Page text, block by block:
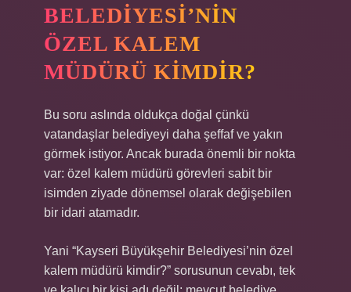
BELEDIYESI’NIN
ÖZEL KALEM
MÜDÜRÜ KIMDIR?
Bu soru aslında oldukça doğal çünkü
vatandaşlar belediyeyi daha şeffaf ve yakın
görmek istiyor. Ancak burada önemli bir nokta
var: özel kalem müdürü görevleri sabit bir
isimden ziyade dönemsel olarak değişebilen
bir idari atamadır.
Yani “Kayseri Büyükşehir Belediyesi’nin özel
kalem müdürü kimdir?” sorusunun cevabı, tek